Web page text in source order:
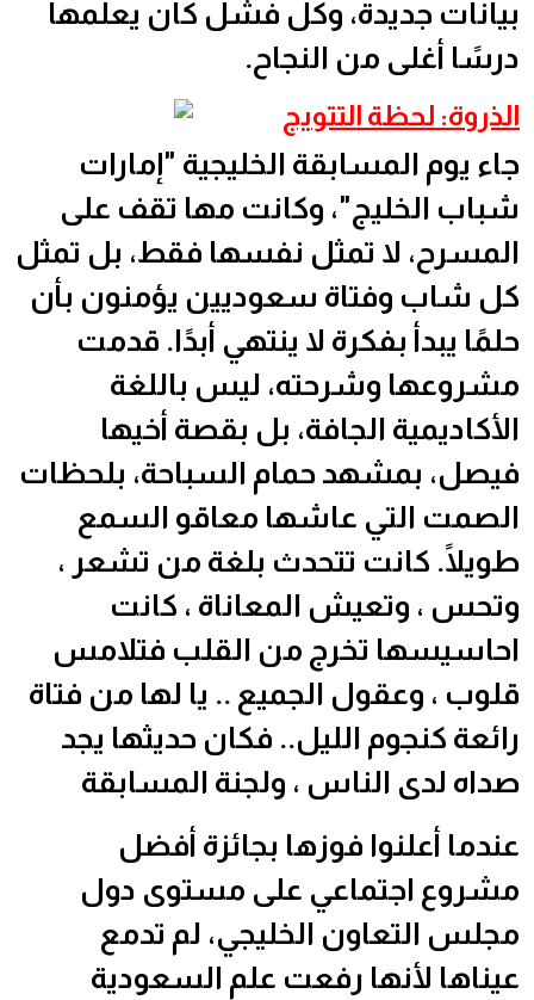
بيانات جديدة، وكل فشل كان يعلمها
درسًا أغلى من النجاح.
الذروة: لحظة التتويج
جاء يوم المسابقة الخليجية "إمارات
شباب الخليج"، وكانت مها تقف على
المسرح، لا تمثل نفسها فقط، بل تمثل
كل شاب وفتاة سعوديين يؤمنون بأن
حلمًا يبدأ بفكرة لا ينتهي أبدًا. قدمت
مشروعها وشرحته، ليس باللغة
الأكاديمية الجافة، بل بقصة أخيها
فيصل، بمشهد حمام السباحة، بلحظات
الصمت التي عاشها معاقو السمع
طويلًا. كانت تتحدث بلغة من تشعر ،
وتحس ، وتعيش المعاناة ، كانت
احاسيسها تخرج من القلب فتلامس
قلوب ، وعقول الجميع .. يا لها من فتاة
رائعة كنجوم الليل.. فكان حديثها يجد
صداه لدى الناس ، ولجنة المسابقة
عندما أعلنوا فوزها بجائزة أفضل
مشروع اجتماعي على مستوى دول
مجلس التعاون الخليجي، لم تدمع
عيناها لأنها رفعت علم السعودية